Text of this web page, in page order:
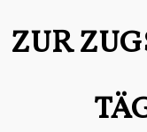
ZUR